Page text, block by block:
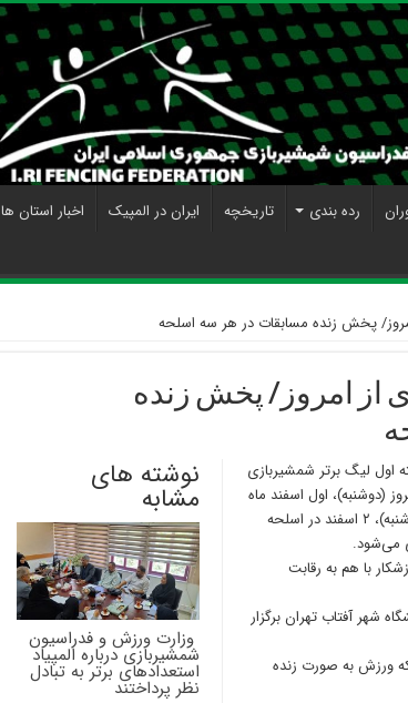
رده بندی تاریخچه ایران در المپیک اخبار استان ها
پخش زنده مسابقات در هر سه اسلحه
از امروز/ پخش زنده
نوشته های
مشابه
‍ وزارت ورزش و فدراسیون
شمشیربازی درباره المپیاد
استعدادهای برتر به تبادل
نظر پرداختند
اول لیگ برتر شمشیربازی
(دوشنبه)، اول اسفند ماه
در اسلحه سابر آغاز می شود. این مسابقات فردا (سه‌شنبه)، ۲ اسفند در اسلحه
از مسابقات در هر اسلحه ۸ تیم و ۵۰ ورزشکار با هم به رقابت
شهر آفتاب تهران برگزار
هر سه روز از ساعت ۱۳ تا ۱۵ از شبکه ورزش به صورت زنده